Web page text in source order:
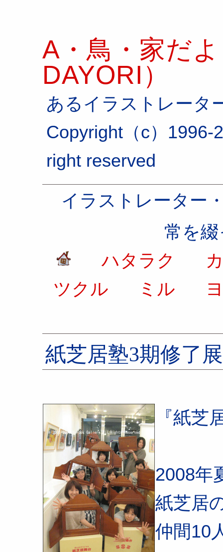
A・鳥・家だ
DAYORI）
あるイラストレータ
Copyright（c）
right reserved
イラストレーター
常を
ハタラク
ツクル
ミル
紙芝居塾3期修了展
『紙芝
2008年
紙芝居
仲間10